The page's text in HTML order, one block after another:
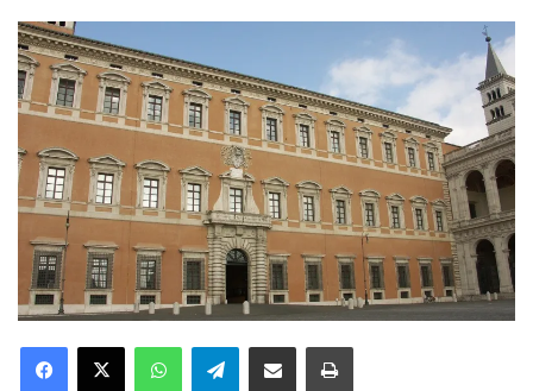
Facebook
X WhatsAppTelegramCompartir por correo electrónicoImprimir